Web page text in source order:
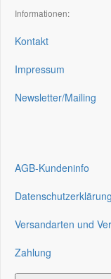
Informationen:
Kontakt
Impressum
Newsletter/Mailing
AGB-Kundeninfo
Datenschutzerklärung
Versandarten und
Zahlung